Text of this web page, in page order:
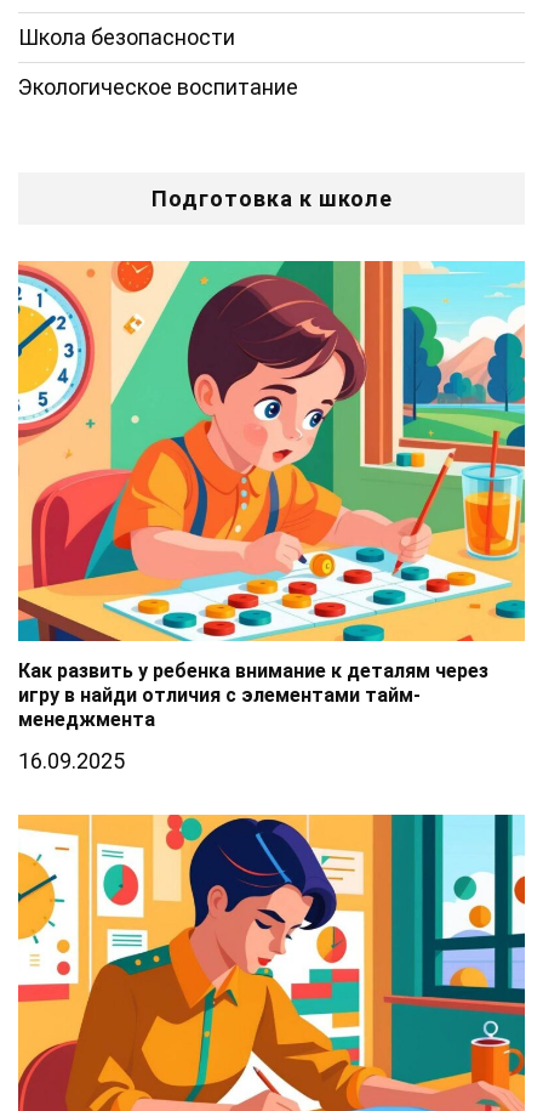
Школа безопасности
Экологическое воспитание
Подготовка к школе
Как развить у ребенка внимание к деталям через
игру в найди отличия с элементами тайм-
менеджмента
16.09.2025